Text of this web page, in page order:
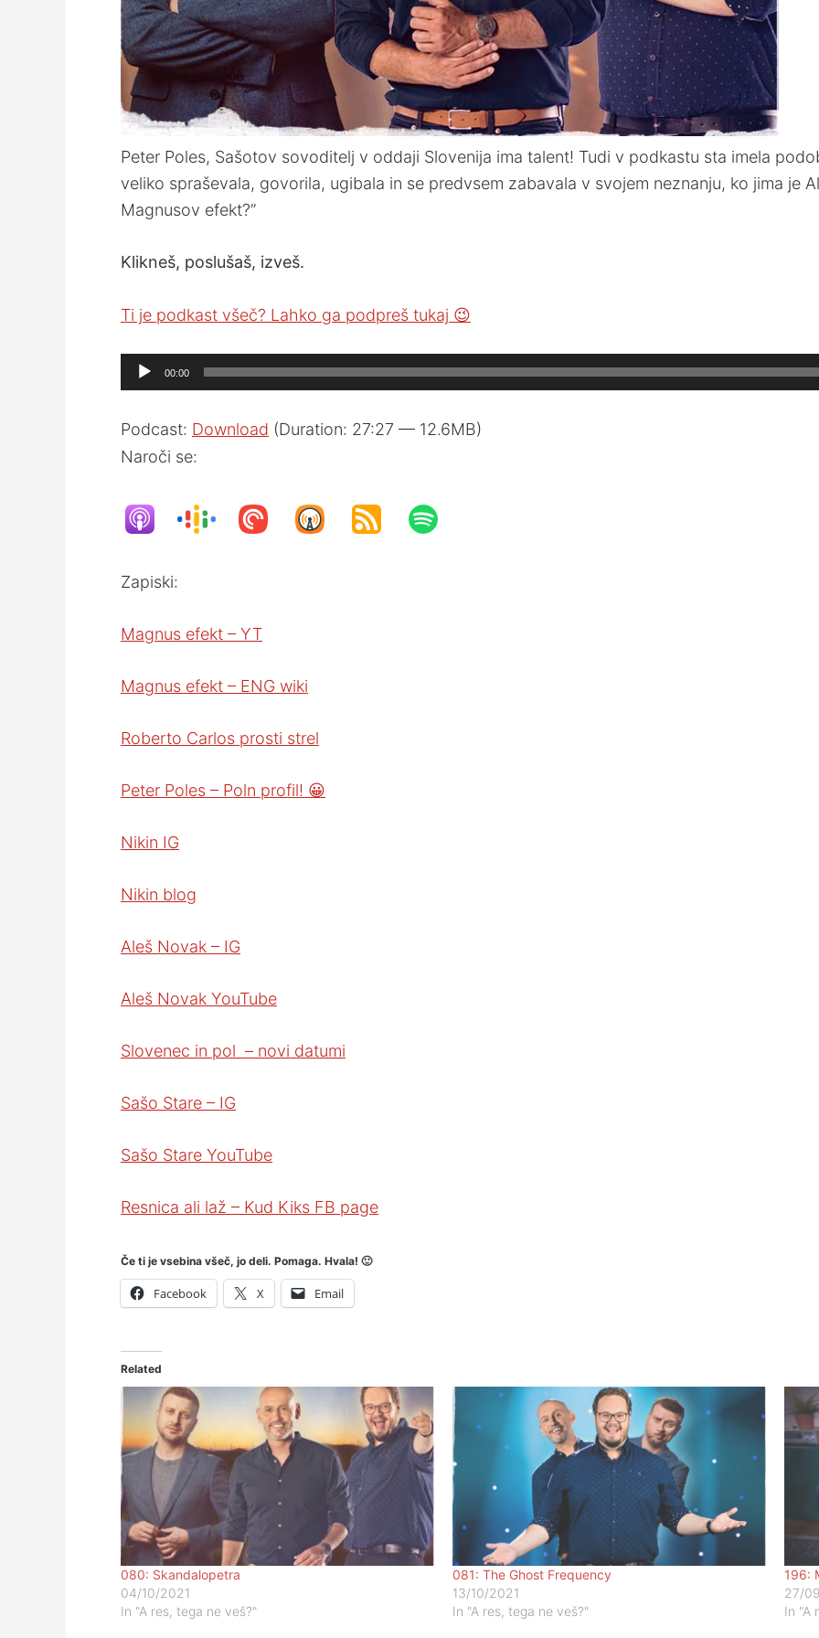
Peter Poles, Sašotov sovoditelj v oddaji Slovenija ima talent! Tudi v podkastu sta imela
veliko spraševala, govorila, ugibala in se predvsem zabavala v svojem neznanju, ko jima je
Magnusov efekt?”
Klikneš, poslušaš, izveš.
Ti je podkast všeč? Lahko ga podpreš tukaj 😉
Audio
Player
00:00
Podcast: Download (Duration: 27:27 — 12.6MB)
Naroči se:
Zapiski:
Magnus efekt – YT
Magnus efekt – ENG wiki
Roberto Carlos prosti strel
Peter Poles – Poln profil! 😀
Nikin IG
Nikin blog
Aleš Novak – IG
Aleš Novak YouTube
Slovenec in pol – novi datumi
Sašo Stare – IG
Sašo Stare YouTube
Resnica ali laž – Kud Kiks FB page
Če ti je vsebina všeč, jo deli. Pomaga. Hvala! 🙂
Facebook X Email
Related
080: Skandalopetra
04/10/2021
In "A res, tega ne veš?"
081: The Ghost Frequency
13/10/2021
In "A res, tega ne veš?"
196:
27/
In "A